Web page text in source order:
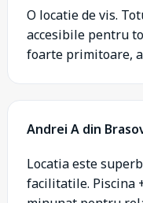
O locatie de vis.
accesibile pentru
foarte primitoare,
Andrei A din
Locatia este
facilitatile. Piscina